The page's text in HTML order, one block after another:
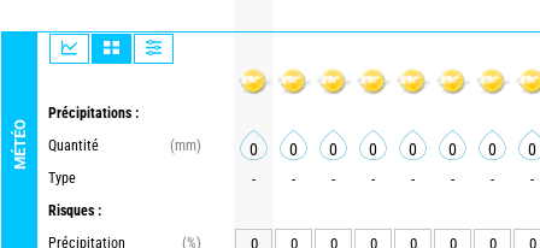
MÉTÉO
Précipitations :
Quantité
(mm)
Type
Risques :
Précipitation
(%)
0 0 0 0 0 0 0 0
- - - - - - - -
0 0 0 0 0 0 0 0